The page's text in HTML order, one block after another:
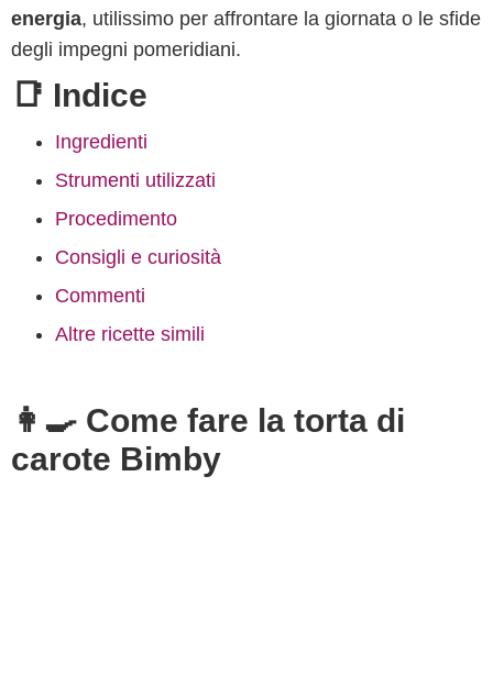
energia, utilissimo per affrontare la giornata o le sfide
degli impegni pomeridiani.
📑 Indice
Ingredienti
Strumenti utilizzati
Procedimento
Consigli e curiosità
Commenti
Altre ricette simili
👩‍🍳 Come fare la torta di
carote Bimby